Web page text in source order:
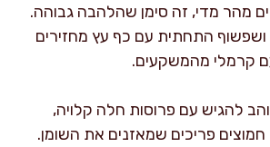
מהר מדי, זה סימן שהלהבה גבוהה.
מים ושפשוף התחתית עם כף עץ מחזירים
קרמלי מהמשקעים.
להגיש עם פרוסות חלה קלויה,
חמוצים פריכים שמאזנים את השומן.